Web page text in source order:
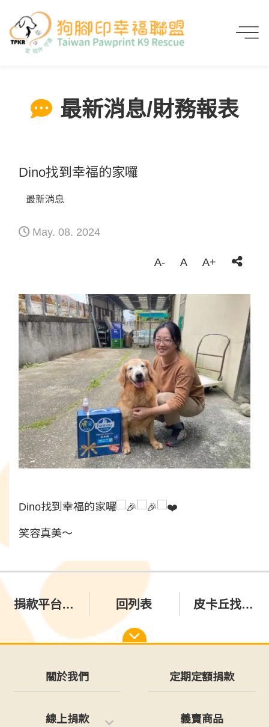
最新消息/財務報表
Dino找到幸福的家囉
最新消息
May. 08. 2024
A- A A+
Dino找到幸福的家囉
笑容真美～
捐款平台提供線上下載收據 回列表 皮卡丘找到幸福的家囉
關於我們 定期定額捐款
線上捐款 義賣商品